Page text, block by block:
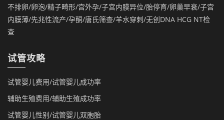
不排卵/卵泡/精子畸形/宫外孕/子宫内膜异位/胎停育/卵巢早衰/子宫
内膜薄/先兆性流产/孕酮/唐氏筛查/羊水穿刺/无创DNA HCG NT检
查
试管攻略
试管婴儿费用/试管婴儿成功率
辅助生殖费用/辅助生殖成功率
试管婴儿性别/试管婴儿双胞胎